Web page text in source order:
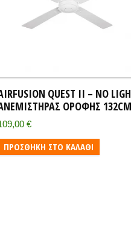
QUEST II – NO
ΟΡΟΦΉΣ 132CM
€
ΠΡΟΣΘΉΚΗ ΣΤΟ ΚΑΛΆΘΙ